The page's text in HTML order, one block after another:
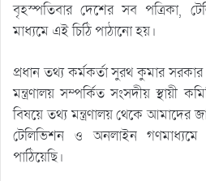
বৃহস্পতিবার দেশের সব পত্রিকা,
মাধ্যমে এই চিঠি পাঠানো হয়।
প্রধান তথ্য কর্মকর্তা সুরথ কুমার সরকার
মন্ত্রণালয় সম্পর্কিত সংসদীয় স্থায়ী
বিষয়ে তথ্য মন্ত্রণালয় থেকে আমাদের
টেলিভিশন ও অনলাইন
পাঠিয়েছি।